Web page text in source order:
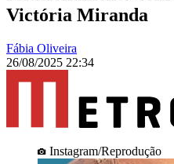
Victória Miranda
Fábia Oliveira
26/08/2025 22:34
Instagram/Reprodução